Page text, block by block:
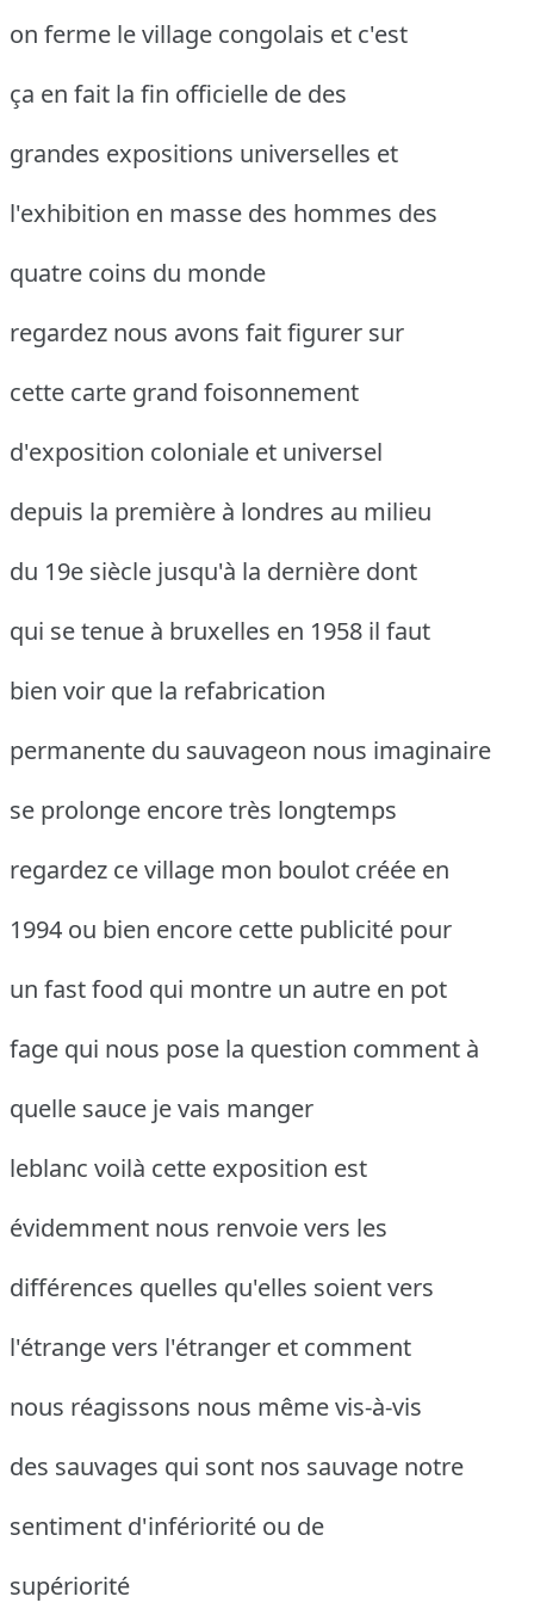
on ferme le village congolais et c'est
ça en fait la fin officielle de des
grandes expositions universelles et
l'exhibition en masse des hommes des
quatre coins du monde
regardez nous avons fait figurer sur
cette carte grand foisonnement
d'exposition coloniale et universel
depuis la première à londres au milieu
du 19e siècle jusqu'à la dernière dont
qui se tenue à bruxelles en 1958 il faut
bien voir que la refabrication
permanente du sauvageon nous imaginaire
se prolonge encore très longtemps
regardez ce village mon boulot créée en
1994 ou bien encore cette publicité pour
un fast food qui montre un autre en pot
fage qui nous pose la question comment à
quelle sauce je vais manger
leblanc voilà cette exposition est
évidemment nous renvoie vers les
différences quelles qu'elles soient vers
l'étrange vers l'étranger et comment
nous réagissons nous même vis-à-vis
des sauvages qui sont nos sauvage notre
sentiment d'infériorité ou de
supériorité